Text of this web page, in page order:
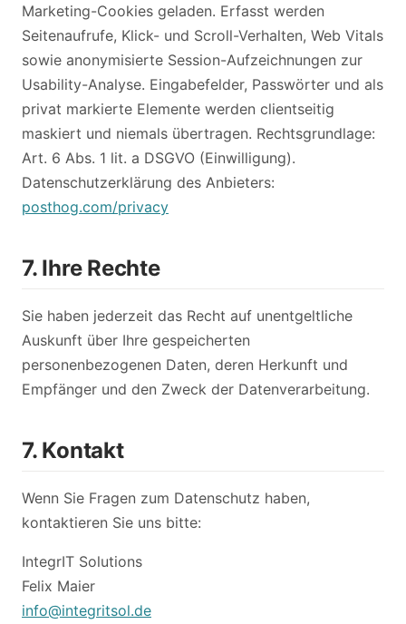
Marketing-Cookies geladen. Erfasst werden
Seitenaufrufe, Klick- und Scroll-Verhalten, Web Vitals
sowie anonymisierte Session-Aufzeichnungen zur
Usability-Analyse. Eingabefelder, Passwörter und als
privat markierte Elemente werden clientseitig
maskiert und niemals übertragen. Rechtsgrundlage:
Art. 6 Abs. 1 lit. a DSGVO (Einwilligung).
Datenschutzerklärung des Anbieters:
posthog.com/privacy
7. Ihre Rechte
Sie haben jederzeit das Recht auf unentgeltliche
Auskunft über Ihre gespeicherten
personenbezogenen Daten, deren Herkunft und
Empfänger und den Zweck der Datenverarbeitung.
7. Kontakt
Wenn Sie Fragen zum Datenschutz haben,
kontaktieren Sie uns bitte:
IntegrIT Solutions
Felix Maier
info@integritsol.de